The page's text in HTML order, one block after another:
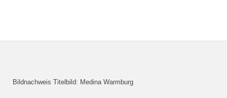
Bildnachweis Titelbild: Medina Warmburg